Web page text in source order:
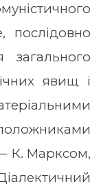
послідовно
загального
явищ і
— К. Марксом,